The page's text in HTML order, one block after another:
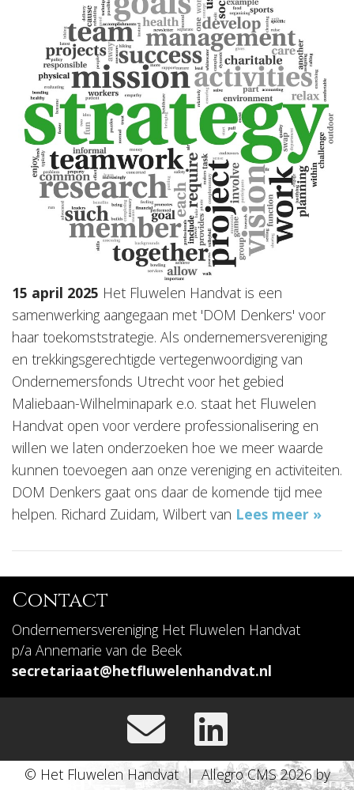
15 april 2025 Het Fluwelen Handvat is een
samenwerking aangegaan met 'DOM Denkers' voor
haar toekomststrategie. Als ondernemersvereniging
en trekkingsgerechtigde vertegenwoordiging van
Ondernemersfonds Utrecht voor het gebied
Maliebaan-Wilhelminapark e.o. staat het Fluwelen
Handvat open voor verdere professionalisering en
willen we laten onderzoeken hoe we meer waarde
kunnen toevoegen aan onze vereniging en activiteiten.
DOM Denkers gaat ons daar de komende tijd mee
helpen. Richard Zuidam, Wilbert van Lees meer »
Contact
Ondernemersvereniging Het Fluwelen Handvat
p/a Annemarie van de Beek
secretariaat@hetfluwelenhandvat.nl
© Het Fluwelen Handvat | Allegro CMS 2026 by